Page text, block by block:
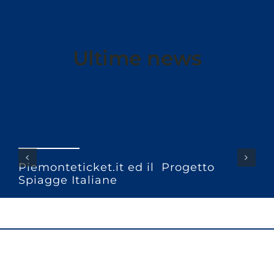
Ultime news
Piemonteticket.it ed il Progetto
Spiagge Italiane